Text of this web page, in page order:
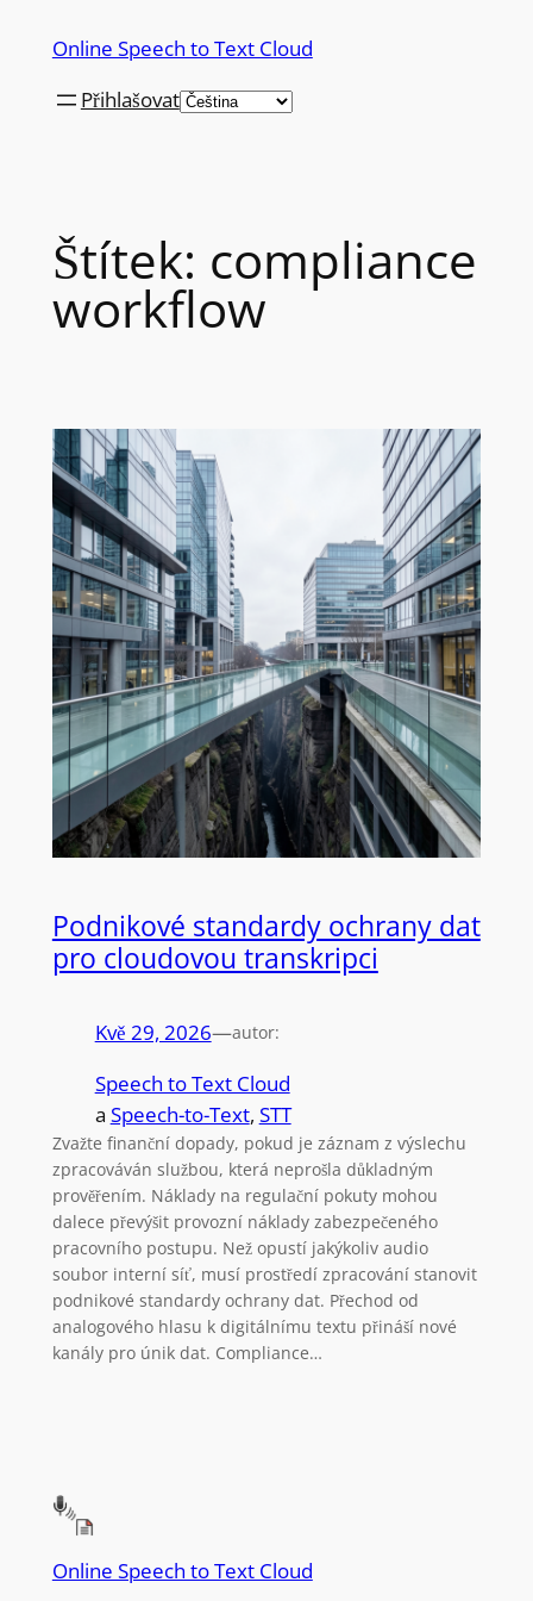
Online Speech to Text Cloud
Přihlašovat
Štítek: compliance
workflow
Podnikové standardy ochrany dat
pro cloudovou transkripci
Kvě 29, 2026—autor:
Speech to Text Cloud
a Speech-to-Text, STT
Zvažte finanční dopady, pokud je záznam z výslechu
zpracováván službou, která neprošla důkladným
prověřením. Náklady na regulační pokuty mohou
dalece převýšit provozní náklady zabezpečeného
pracovního postupu. Než opustí jakýkoliv audio
soubor interní síť, musí prostředí zpracování stanovit
podnikové standardy ochrany dat. Přechod od
analogového hlasu k digitálnímu textu přináší nové
kanály pro únik dat. Compliance…
Online Speech to Text Cloud